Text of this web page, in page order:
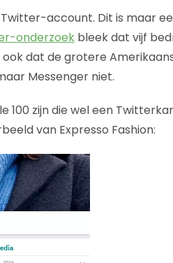
account. Dit is maar
onderzoekbleek dat vijf
dat de grotere
Messenger niet.
zijn die wel een
van Expresso Fashion: